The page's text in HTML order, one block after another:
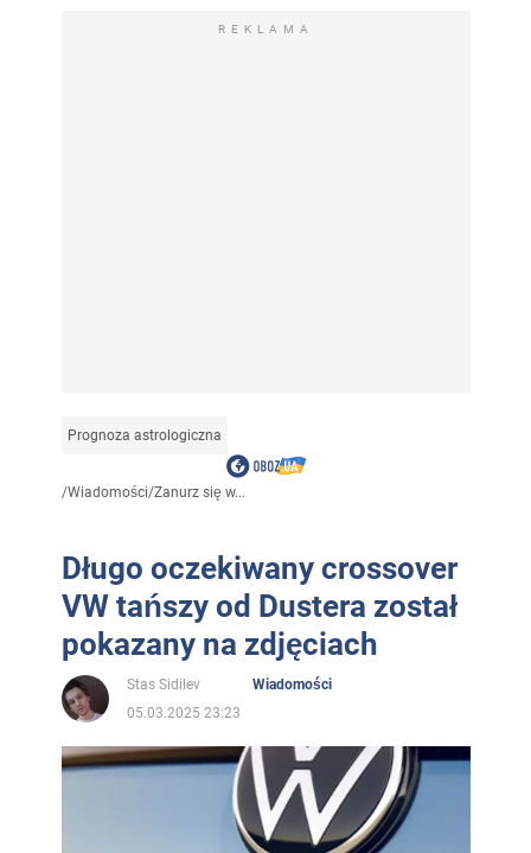
REKLAMA
Prognoza astrologiczna
/Wiadomości/Zanurz się w...
Długo oczekiwany crossover
VW tańszy od Dustera został
pokazany na zdjęciach
Stas Sidilev
Wiadomości
05.03.2025 23:23